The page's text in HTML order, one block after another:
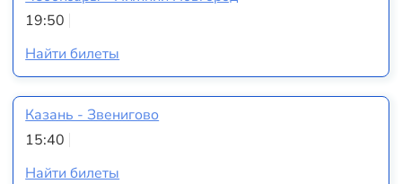
19:50
Найти билеты
Казань - Звенигово
15:40
Найти билеты